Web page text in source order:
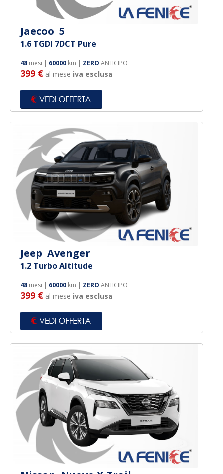
Jaecoo 5
1.6 TGDI 7DCT Pure
48 mesi | 60000 km | ZERO ANTICIPO
399 € al mese iva esclusa
Jeep Avenger
1.2 Turbo Altitude
48 mesi | 60000 km | ZERO ANTICIPO
399 € al mese iva esclusa